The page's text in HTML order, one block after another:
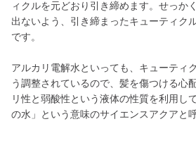
ィクルを元どおり引き締めます。せっか
出ないよう、引き締まったキューティク
です。
アルカリ電解水といっても、キューティ
う調整されているので、髪を傷つける心
リ性と弱酸性という液体の性質を利用し
の水」という意味のサイエンスアクアと